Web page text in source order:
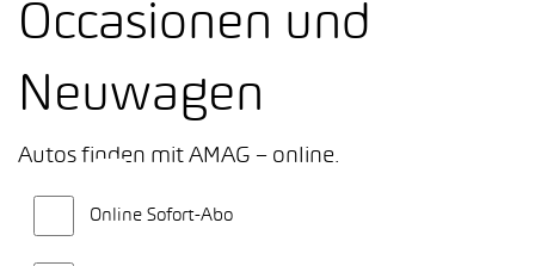
Occasionen und
Neuwagen
Autos finden mit AMAG – online.
Online Sofort-Abo